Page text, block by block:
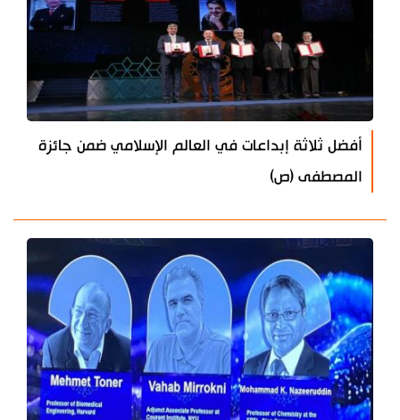
أفضل ثلاثة إبداعات في العالم الإسلامي ضمن جائزة
المصطفى (ص)